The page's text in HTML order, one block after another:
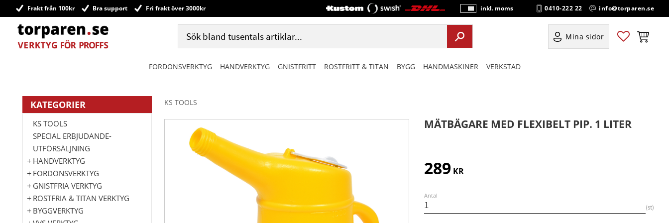
Frakt från 100kr Bra support Fri frakt över 3000kr
P
ri
s
e
vi
inkl. moms 0410-222 22 info@torparen.se
Mina sidor Favoriter
FORDONSVERKTYG HANDVERKTYG GNISTFRITT ROSTFRITT & TITAN BYGG HANDMASKINER VERKSTAD
KS TOOLS
MÄTBÄGARE MED FLEXIBELT PIP. 1 LITER
289KR
Antal
st
KATEGORIER
KS TOOLS
SPECIAL ERBJUDANDE-
UTFÖRSÄLJNING
HANDVERKTYG
FORDONSVERKTYG
GNISTFRIA VERKTYG
ROSTFRIA & TITAN VERKTYG
BYGGVERKTYG